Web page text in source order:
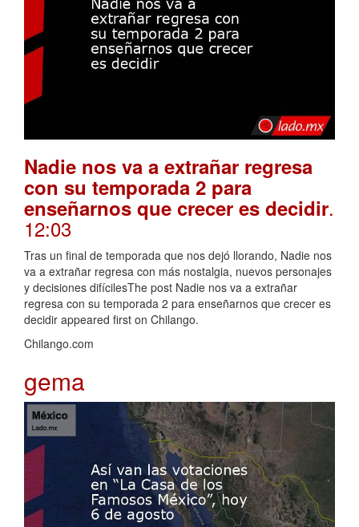
Nadie nos va a extrañar regresa
con su temporada 2 para
enseñarnos que crecer es decidir.
12:03
Tras un final de temporada que nos dejó llorando, Nadie nos
va a extrañar regresa con más nostalgia, nuevos personajes
y decisiones difícilesThe post Nadie nos va a extrañar
regresa con su temporada 2 para enseñarnos que crecer es
decidir appeared first on Chilango.
Chilango.com
gema